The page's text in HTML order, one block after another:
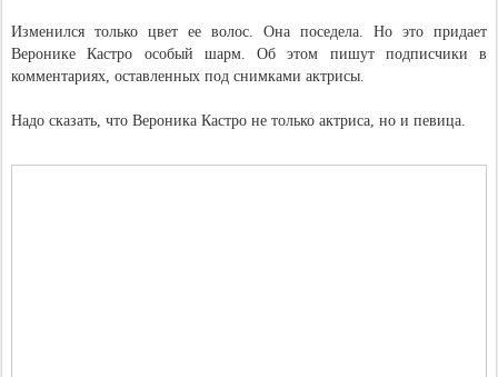
Изменился только цвет ее волос. Она поседела. Но это придает
Веронике Кастро особый шарм. Об этом пишут подписчики в
комментариях, оставленных под снимками актрисы.
Надо сказать, что Вероника Кастро не только актриса, но и певица.